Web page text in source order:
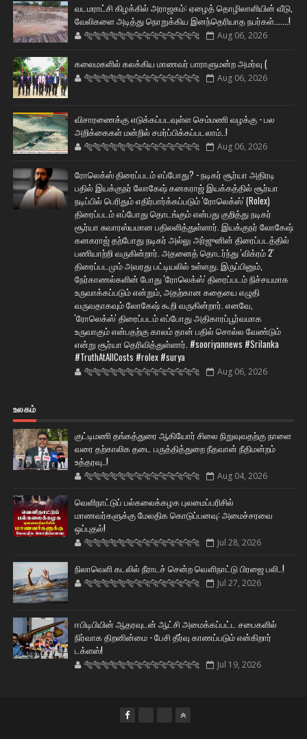
வடமராட்சி கிழக்கில் அராஜகம்: ஏழைத் தொழிலாளியின் வீடு,
வேலிகளை அடித்து நொறுக்கிய இனந்தெரியாத நபர்கள்.......!
🐅🐅🐅🐅🐅🐅🐆🐆🐆🐆🐆🐆🐆🐆 Aug 06, 2026
கலைமகளில் கலக்கிய மாணவர் பாராளுமன்ற அமர்வு (
🐅🐅🐅🐅🐅🐅🐆🐆🐆🐆🐆🐆🐆🐆 Aug 06, 2026
விசாரணைக்கு எடுக்கப்படவுள்ள செம்மணி வழக்கு - பல
அறிக்கைகள் மன்றில் சமர்ப்பிக்கப்படலாம்..!
🐅🐅🐅🐅🐅🐅🐆🐆🐆🐆🐆🐆🐆🐆 Aug 06, 2026
ரோலெக்ஸ் திரைப்படம் எப்போது? - நடிகர் சூர்யா அதிரடி
பதில் இயக்குநர் லோகேஷ் கனகராஜ் இயக்கத்தில் சூர்யா
நடிப்பில் பெரிதும் எதிர்பார்க்கப்படும் 'ரோலெக்ஸ்' (Rolex)
திரைப்படம் எப்போது தொடங்கும் என்பது குறித்து நடிகர்
சூர்யா சுவாரஸ்யமான பதிலளித்துள்ளார். இயக்குநர் லோகேஷ்
கனகராஜ் தற்போது நடிகர் அல்லு அர்ஜுனின் திரைப்படத்தில்
பணியாற்றி வருகின்றார். அதனைத் தொடர்ந்து 'விக்ரம் 2'
திரைப்படமும் அவரது பட்டியலில் உள்ளது. இருப்பினும்,
நேர்காணல்களின் போது 'ரோலெக்ஸ்' திரைப்படம் நிச்சயமாக
உருவாக்கப்படும் என்றும், அதற்கான கதையை எழுதி
வருவதாகவும் லோகேஷ் கூறி வருகின்றார். எனவே,
'ரோலெக்ஸ்' திரைப்படம் எப்போது அதிகாரப்பூர்வமாக
உருவாகும் என்பதற்கு காலம் தான் பதில் சொல்ல வேண்டும்
என்று சூர்யா தெரிவித்துள்ளார். #sooriyannews #Srilanka
#TruthAtAllCosts #rolex #surya
🐅🐅🐅🐅🐅🐅🐆🐆🐆🐆🐆🐆🐆🐆 Aug 06, 2026
உலகம்
குட்டிமணி தங்கத்துரை ஆகியோர் சிலை நிறுவுவதற்கு நாளை
வரை தற்காலிக தடை பருத்தித்துறை நீதவான் நீதிமன்றம்
உத்தரவு..!
🐅🐅🐅🐅🐅🐅🐆🐆🐆🐆🐆🐆🐆🐆 Aug 04, 2026
வெளிநாட்டுப் பல்கலைக்கழக புலமைப்பரிசில்
மாணவர்களுக்கு மேலதிக கொடுப்பனவு: அமைச்சரவை
ஒப்புதல்!
🐅🐅🐅🐅🐅🐅🐆🐆🐆🐆🐆🐆🐆🐆 Jul 28, 2026
நிலாவெளி கடலில் நீராடச் சென்ற வௌிநாட்டு பிரஜை பலி..!
🐅🐅🐅🐅🐅🐅🐆🐆🐆🐆🐆🐆🐆🐆 Jul 27, 2026
ஈபிடிபியின் ஆதரவுடன் ஆட்சி அமைக்கப்பட்ட சபைகளில்
நிர்வாக திறனின்மை - பேசி தீர்வு காணப்படும் என்கிறார்
டக்ளஸ்!
🐅🐅🐅🐅🐅🐅🐆🐆🐆🐆🐆🐆🐆🐆 Jul 19, 2026